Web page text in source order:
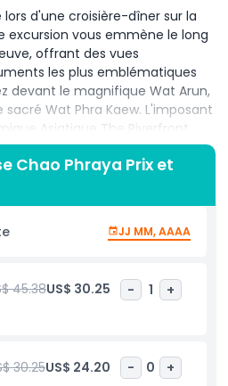
d'une croisière-dîner sur la
excursion vous emmène le long
offrant des vues
les plus emblématiques
devant le magnifique Wat Arun,
sacré Wat Phra Kaew. L'imposant
Asiatique The Riverfront
trajet pittoresque.
accueilli par un
Prenez un moment pour
paisible du fleuve contribue à
délicieux buffet international
pour tous les goûts. Pendant
danseurs vous enchanteront.
Chao Phraya Prix et
JJ MM, AAAA
45.38US$ 30.25 - 1 +
30.25US$ 24.20 - 0 +